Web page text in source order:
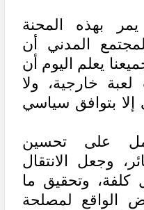
بهذه المحنة
المدني أن
يعلم اليوم أن
خارجية، ولا
بتوافق سياسي
على تحسين
وجعل الانتقال
كلفة، وتحقيق ما
الواقع لمصلحة